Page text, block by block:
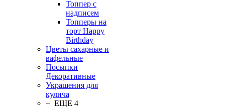
Топпер с
надписем
Топперы на
торт Happy
Birthday
Цветы сахарные и
вафельные
Посыпки
Декоративные
Украшения для
кулича
+ ЕЩЕ 4